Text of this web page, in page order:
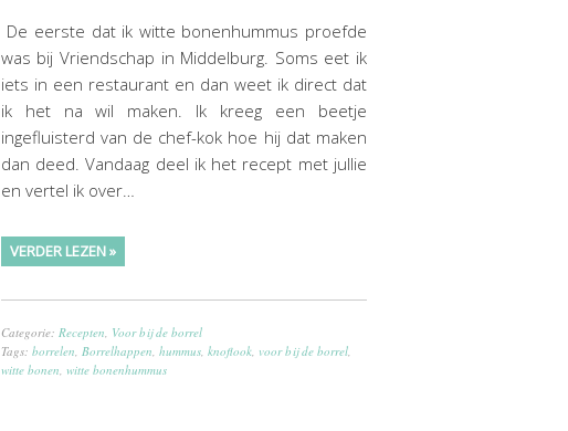
De eerste dat ik witte bonenhummus proefde
was bij Vriendschap in Middelburg. Soms eet ik
iets in een restaurant en dan weet ik direct dat
ik het na wil maken. Ik kreeg een beetje
ingefluisterd van de chef-kok hoe hij dat maken
dan deed. Vandaag deel ik het recept met jullie
en vertel ik over…
VERDER LEZEN »
Categorie: Recepten Voor bij de borrel
Tags: borrelen Borrelhappen hummus, knoflook, voor bij de borrel,
witte bonen witte bonenhummus